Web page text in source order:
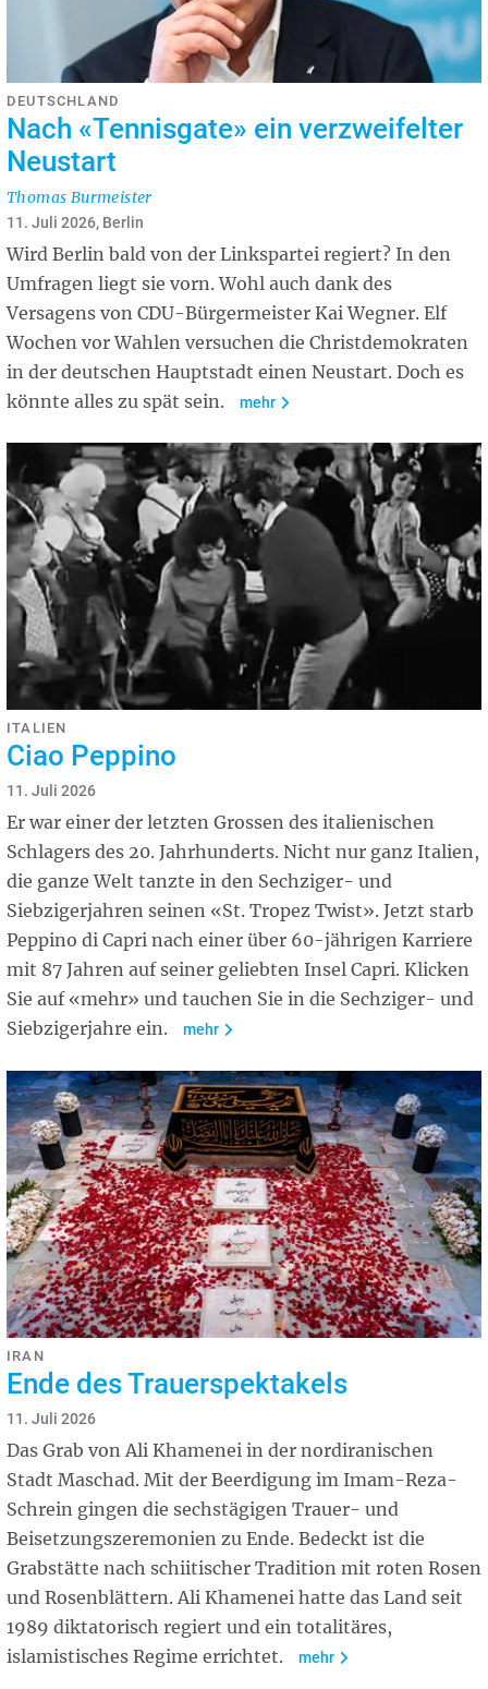
DEUTSCHLAND
Nach «Tennisgate» ein verzweifelter
Neustart
Thomas Burmeister
11. Juli 2026, Berlin
Wird Berlin bald von der Linkspartei regiert? In den
Umfragen liegt sie vorn. Wohl auch dank des
Versagens von CDU-Bürgermeister Kai Wegner. Elf
Wochen vor Wahlen versuchen die Christdemokraten
in der deutschen Hauptstadt einen Neustart. Doch es
könnte alles zu spät sein.
mehr
ITALIEN
Ciao Peppino
11. Juli 2026
Er war einer der letzten Grossen des italienischen
Schlagers des 20. Jahrhunderts. Nicht nur ganz Italien,
die ganze Welt tanzte in den Sechziger- und
Siebzigerjahren seinen «St. Tropez Twist». Jetzt starb
Peppino di Capri nach einer über 60-jährigen Karriere
mit 87 Jahren auf seiner geliebten Insel Capri. Klicken
Sie auf «mehr» und tauchen Sie in die Sechziger- und
Siebzigerjahre ein.
mehr
IRAN
Ende des Trauerspektakels
11. Juli 2026
Das Grab von Ali Khamenei in der nordiranischen
Stadt Maschad. Mit der Beerdigung im Imam-Reza-
Schrein gingen die sechstägigen Trauer- und
Beisetzungszeremonien zu Ende. Bedeckt ist die
Grabstätte nach schiitischer Tradition mit roten Rosen
und Rosenblättern. Ali Khamenei hatte das Land seit
1989 diktatorisch regiert und ein totalitäres,
islamistisches Regime errichtet.
mehr